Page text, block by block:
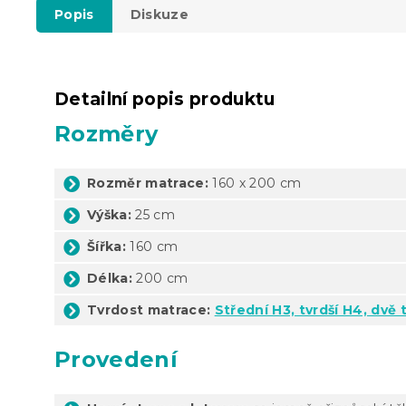
Popis Diskuze
Detailní popis produktu
Rozměry
Rozměr matrace:160 x 200 cm
Výška: 25 cm
Šířka:160 cm
Délka:200 cm
Tvrdost matrace: Střední H3, tvrdší H4, dvě
Provedení